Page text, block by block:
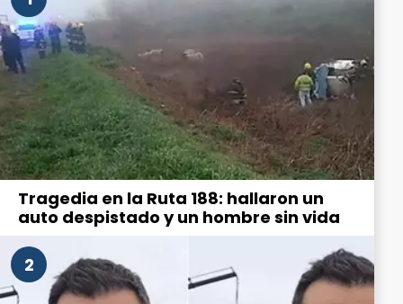
Tragedia en la Ruta 188: hallaron un
auto despistado y un hombre sin vida
2